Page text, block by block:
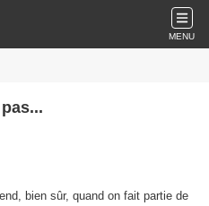
MENU
bien sûr, quand on fait partie de